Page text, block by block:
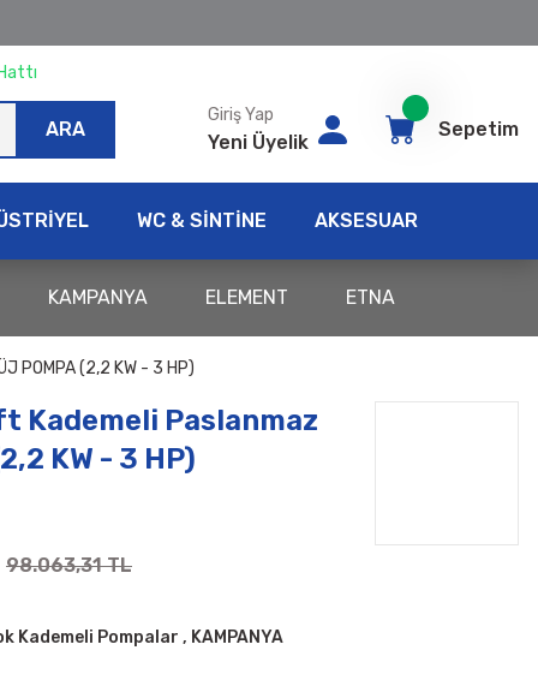
ARA
Giriş Yap
Yeni Üyelik
Sepetim
WC & SİNTİNE AKSESUAR
KAMPANYA ELEMENT ETNA
POMPA (2,2 KW - 3 HP)
Kademeli Paslanmaz
KW - 3 HP)
98.063,31 TL
Kademeli Pompalar , KAMPANYA